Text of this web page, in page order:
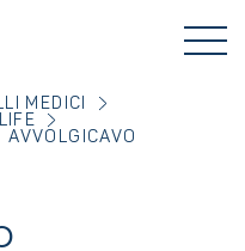
MEDICI
AVVOLGICAVO